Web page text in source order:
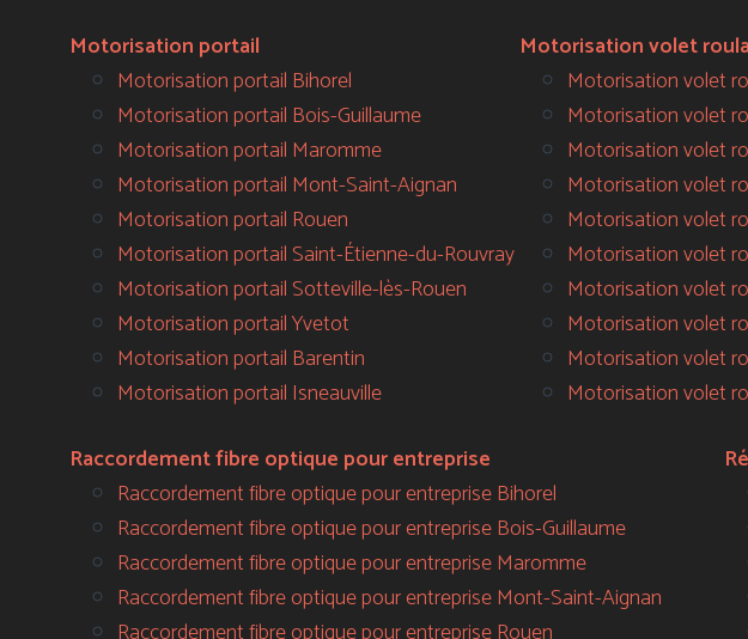
Motorisation portail
Motorisation portail Bihorel
Motorisation portail Bois-Guillaume
Motorisation portail Maromme
Motorisation portail Mont-Saint-Aignan
Motorisation portail Rouen
Motorisation portail Saint-Étienne-du-Rouvray
Motorisation portail Sotteville-lès-Rouen
Motorisation portail Yvetot
Motorisation portail Barentin
Motorisation portail Isneauville
Motorisation volet
Motorisation volet
Motorisation volet
Motorisation volet
Motorisation volet
Motorisation volet
Motorisation volet
Motorisation volet
Motorisation volet
Motorisation volet
Motorisation volet
Raccordement fibre optique pour entreprise
Raccordement fibre optique pour entreprise Bihorel
Raccordement fibre optique pour entreprise Bois-Guillaume
Raccordement fibre optique pour entreprise Maromme
Raccordement fibre optique pour entreprise Mont-Saint-Aignan